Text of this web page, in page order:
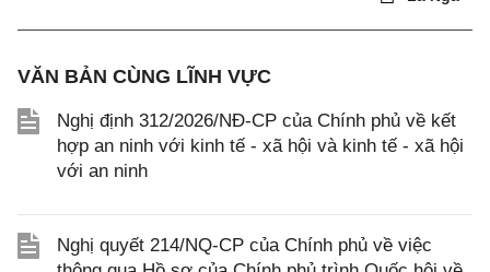
VĂN BẢN CÙNG LĨNH VỰC
Nghị định 312/2026/NĐ-CP của Chính phủ về kết
hợp an ninh với kinh tế - xã hội và kinh tế - xã hội
với an ninh
Nghị quyết 214/NQ-CP của Chính phủ về việc